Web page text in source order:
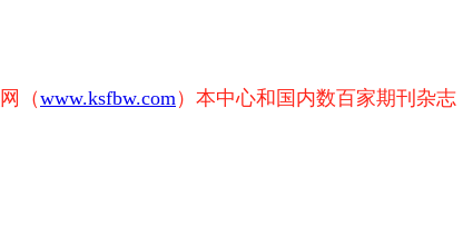
网（www.ksfbw.com ）本中心和国内数百家期刊杂志